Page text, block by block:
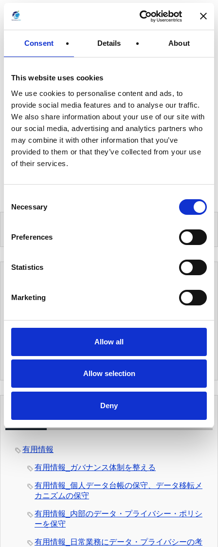
Consent Details About
This website uses cookies
We use cookies to personalise content and ads, to
provide social media features and to analyse our traffic.
We also share information about your use of our site with
our social media, advertising and analytics partners who
may combine it with other information that you’ve
provided to them or that they’ve collected from your use
of their services.
Necessary
Preferences
Statistics
Marketing
Allow all
Allow selection
Deny
害：リトアニア
lock
2021年3月4日の報告です。リトアニアで11万人超の顧客
情報がオンライン上でアクセス可能な状態となってしまっ
ていたという事案です。設定ミスが原因のようですが、ま
だ調査中です。日本でも最近多いので注意したいところで
す。 […]
続きを読む
スをご入力ください。
個人データハンドブックを無料でプレゼント
す。
有用情報
有用情報_ガバナンス体制を整える
有用情報_個人データ台帳の保守、データ移転メ
カニズムの保守
有用情報_内部のデータ・プライバシー・ポリシ
ーを保守
有用情報_日常業務にデータ・プライバシーの考